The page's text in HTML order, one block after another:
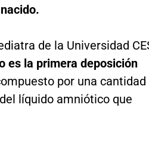
de la Universidad
es la primera deposición
por una cantidad
líquido amniótico que